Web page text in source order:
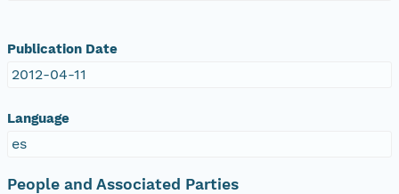
Publication Date
2012-04-11
Language
es
People and Associated Parties